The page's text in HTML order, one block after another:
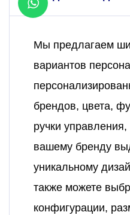
Мы предлагаем
вариантов
брендов, цвета,
ручки управления,
вашему бренду
уникальному
также можете
конфигурации,